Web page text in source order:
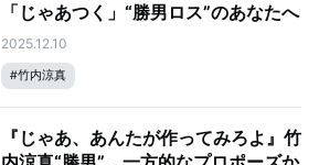
「じゃあつく」“勝男ロス”のあなたへ
2025.12.10
#竹内涼真
『じゃあ、あんたが作ってみろよ』竹